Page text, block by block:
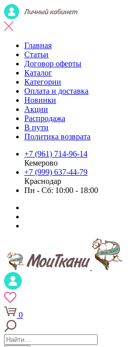
Главная
Статьи
Договор оферты
Каталог
Категории
Оплата и доставка
Новинки
Акции
Распродажа
В пути
Политика возврата
+7 (961) 714-96-14
Кемерово
+7 (999) 637-44-79
Краснодар
Пн - Сб: 10:00 - 18:00
0